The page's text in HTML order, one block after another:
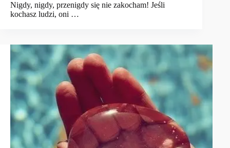
Nigdy, nigdy, przenigdy się nie zakocham! Jeśli
kochasz ludzi, oni …